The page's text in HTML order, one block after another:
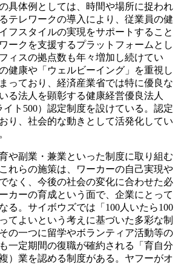
具体例としては、時間や場所に捉われ
テレワークの導入により、従業員の健
フスタイルの実現をサポートすること
ークを支援するプラットフォームとし
ィスの拠点数も年々増加し続けてい
健康や「ウェルビーイング」を重視し
っており、経済産業省では特に優良な
る法人を顕彰する健康経営優良法人
イト500）認定制度を設けている。認定
り、社会的な動きとして活発化してい
や副業・兼業といった制度に取り組む
れらの施策は、ワーカーの自己実現や
なく、今後の社会の変化に合わせた必
カーの育成という面で、企業にとって
る。サイボウズでは「100人いたら100
てよいという考えに基づいた多彩な制
の一つに留学やボランティア活動等の
一定期間の復職が確約される「育自分
）業を認める制度がある。ヤフーがオ